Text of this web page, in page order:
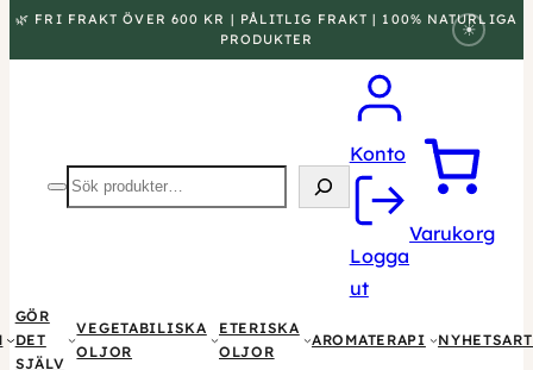
🌿 FRI FRAKT ÖVER 600 KR | PÅLITLIG FRAKT | 100% NATURLIGA
PRODUKTER
☀
Sök
produkter
Konto
Logga
ut
Varukorg
GÖR
DET
SJÄLV
VEGETABILISKA
OLJOR
ETERISKA
OLJOR
AROMATERAPI